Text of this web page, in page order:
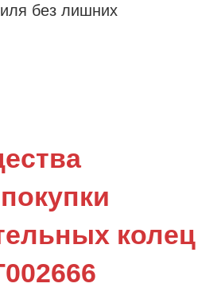
без лишних
колец